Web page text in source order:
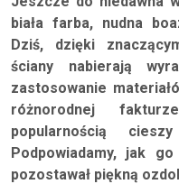
biała farba, nudna
Dziś, dzięki
ściany nabierają
zastosowanie
różnorodnej
popularnością
Podpowiadamy, jak
pozostawał piękną